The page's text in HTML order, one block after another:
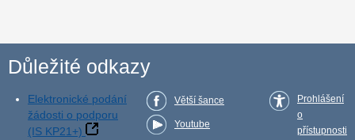
Důležité odkazy
Elektronické podání
žádosti o podporu
(IS KP21+)
Větší šance
Youtube
Prohlášení
o
přístupnosti